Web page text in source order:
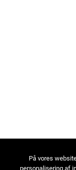
På vores
personalisering af